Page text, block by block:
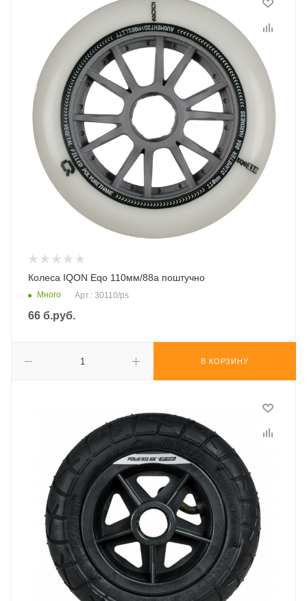
Колеса IQON Eqo 110мм/88а поштучно
Много Арт.: 30110/ps
66 б.руб.
В КОРЗИНУ